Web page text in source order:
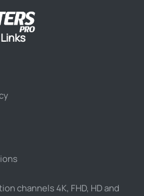
Links
channels 4K, FHD, HD and